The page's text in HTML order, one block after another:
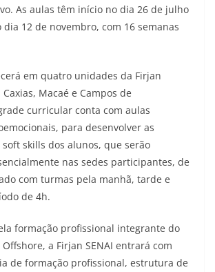
As aulas têm início no dia 26 de julho
dia 12 de novembro, com 16 semanas
em quatro unidades da Firjan
Caxias, Macaé e Campos de
curricular conta com aulas
para desenvolver as
skills dos alunos, que serão
nas sedes participantes, de
com turmas pela manhã, tarde e
de 4h.
formação profissional integrante do
a Firjan SENAI entrará com
de formação profissional, estrutura de